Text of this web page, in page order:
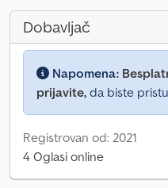
Dobavljač
Napomena:
prijavite, da biste
Registrovan od: 2021
4 Oglasi online